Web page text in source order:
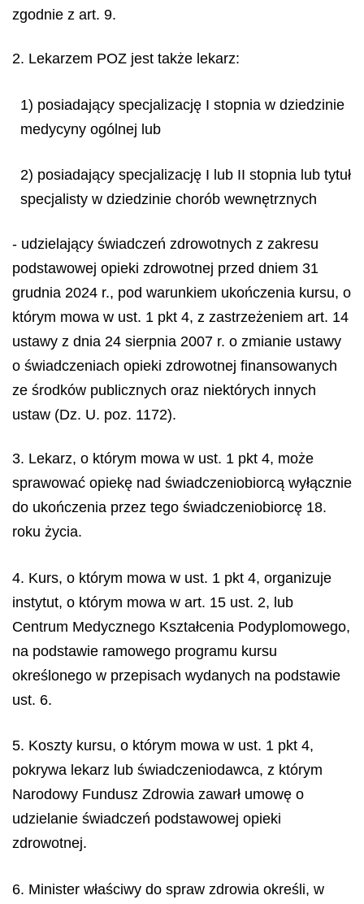
zgodnie z art. 9.
2. Lekarzem POZ jest także lekarz:
1) posiadający specjalizację I stopnia w dziedzinie
medycyny ogólnej lub
2) posiadający specjalizację I lub II stopnia lub tytuł
specjalisty w dziedzinie chorób wewnętrznych
- udzielający świadczeń zdrowotnych z zakresu
podstawowej opieki zdrowotnej przed dniem 31
grudnia 2024 r., pod warunkiem ukończenia kursu, o
którym mowa w ust. 1 pkt 4, z zastrzeżeniem art. 14
ustawy z dnia 24 sierpnia 2007 r. o zmianie ustawy
o świadczeniach opieki zdrowotnej finansowanych
ze środków publicznych oraz niektórych innych
ustaw (Dz. U. poz. 1172).
3. Lekarz, o którym mowa w ust. 1 pkt 4, może
sprawować opiekę nad świadczeniobiorcą wyłącznie
do ukończenia przez tego świadczeniobiorcę 18.
roku życia.
4. Kurs, o którym mowa w ust. 1 pkt 4, organizuje
instytut, o którym mowa w art. 15 ust. 2, lub
Centrum Medycznego Kształcenia Podyplomowego,
na podstawie ramowego programu kursu
określonego w przepisach wydanych na podstawie
ust. 6.
5. Koszty kursu, o którym mowa w ust. 1 pkt 4,
pokrywa lekarz lub świadczeniodawca, z którym
Narodowy Fundusz Zdrowia zawarł umowę o
udzielanie świadczeń podstawowej opieki
zdrowotnej.
6. Minister właściwy do spraw zdrowia określi, w